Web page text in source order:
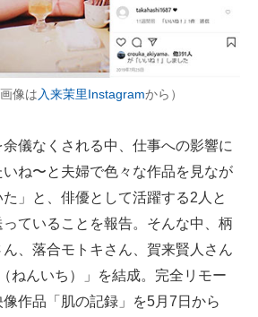
像は入来茉里Instagramから）
儀なくされる中、仕事への影響に
ね〜と夫婦で色々な作品を見なが
」と、俳優として活躍する2人と
ていることを報告。そんな中、柄
、落合モトキさん、賀来賢人さん
ねんいち）」を結成。完全リモー
像作品「肌の記録」を5月7日から